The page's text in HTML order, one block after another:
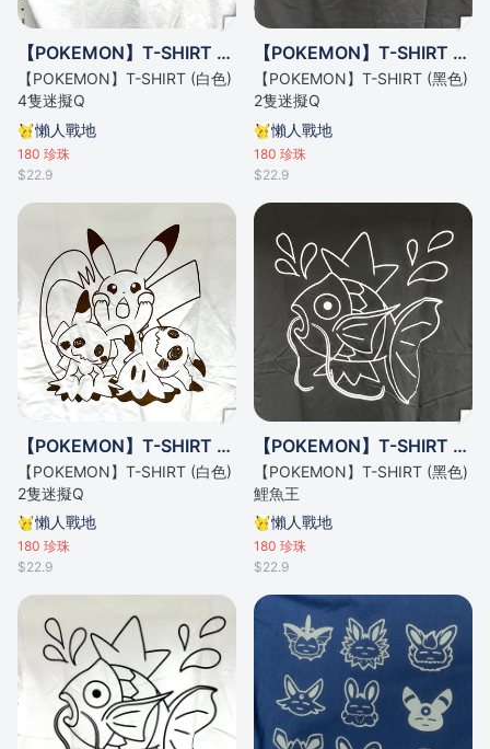
【POKEMON】T-SHIRT (白色) 4隻迷擬Q
【POKEMON】T-SHIRT (白色)
4隻迷擬Q
懶人戰地
180 珍珠
$22.9
【POKEMON】T-SHIRT (黑色) 2隻迷擬Q
【POKEMON】T-SHIRT (黑色)
2隻迷擬Q
懶人戰地
180 珍珠
$22.9
【POKEMON】T-SHIRT (白色) 2隻迷擬Q
【POKEMON】T-SHIRT (白色)
2隻迷擬Q
懶人戰地
180 珍珠
$22.9
【POKEMON】T-SHIRT (黑色) 鯉魚王
【POKEMON】T-SHIRT (黑色)
鯉魚王
懶人戰地
180 珍珠
$22.9